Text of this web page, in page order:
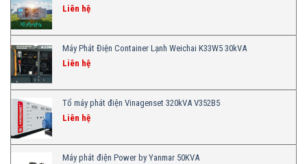
Liên hệ
Máy Phát Điện Container Lạnh Weichai K33W5 30kVA
Liên hệ
Tổ máy phát điện Vinagenset 320kVA V352B5
Liên hệ
Máy phát điện Power by Yanmar 50KVA